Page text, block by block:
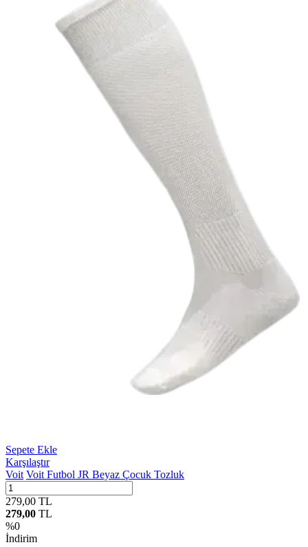
Sepete Ekle
Karşılaştır
Voit Voit Futbol JR Beyaz Çocuk Tozluk
279,00 TL
279,00 TL
%0
İndirim